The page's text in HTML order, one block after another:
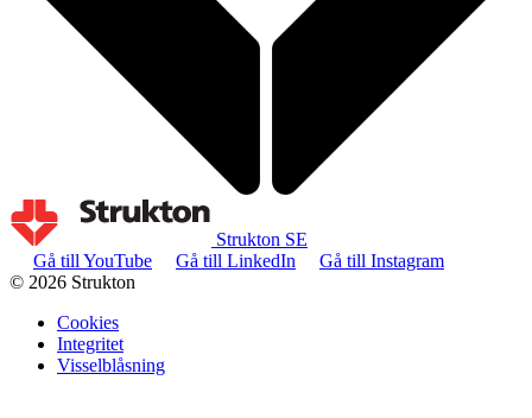
Strukton SE
Gå till YouTube
Gå till LinkedIn
Gå till Instagram
© 2026 Strukton
Cookies
Integritet
Visselblåsning